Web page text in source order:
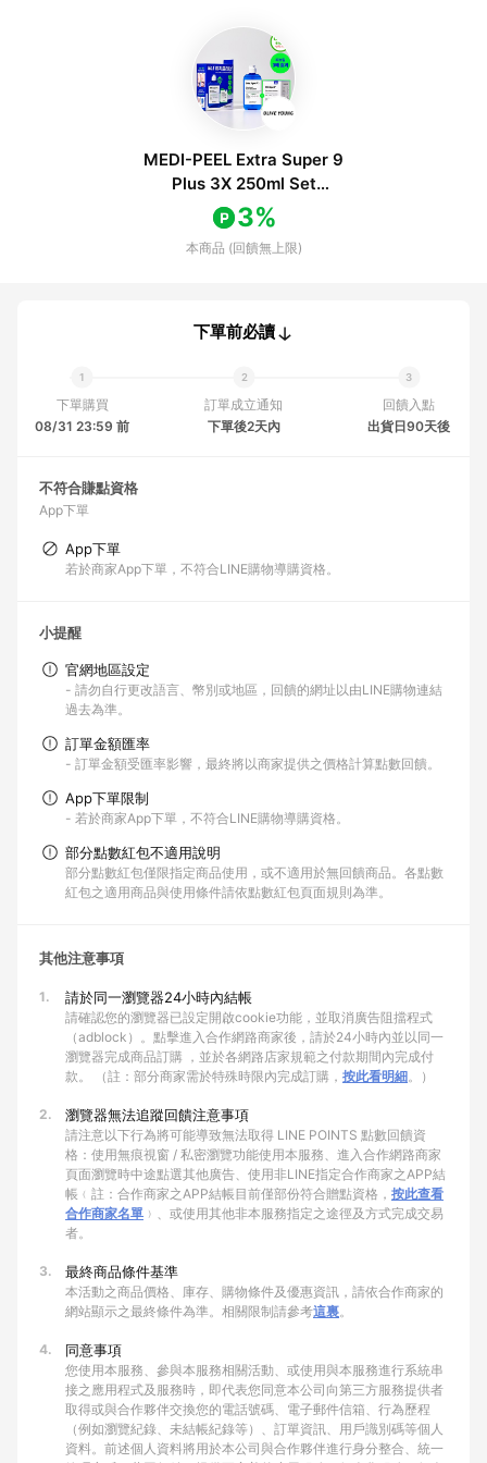
MEDI-PEEL Extra Super 9
Plus 3X 250ml Set
(+Cotton Pads 40P)
3%
本商品 (回饋無上限)
下單前必讀
下單購買
08/31 23:59 前
訂單成立通知
下單後2天內
回饋入點
出貨日90天後
不符合賺點資格
App下單
App下單
若於商家App下單，不符合LINE購物導購資格。
小提醒
官網地區設定
- 請勿自行更改語言、幣別或地區，回饋的網址以由LINE購物連結
過去為準。
訂單金額匯率
- 訂單金額受匯率影響，最終將以商家提供之價格計算點數回饋。
App下單限制
- 若於商家App下單，不符合LINE購物導購資格。
部分點數紅包不適用說明
部分點數紅包僅限指定商品使用，或不適用於無回饋商品。各點數
紅包之適用商品與使用條件請依點數紅包頁面規則為準。
其他注意事項
1. 請於同一瀏覽器24小時內結帳
請確認您的瀏覽器已設定開啟cookie功能，並取消廣告阻擋程式
（adblock）。點擊進入合作網路商家後，請於24小時內並以同一
瀏覽器完成商品訂購 ，並於各網路店家規範之付款期間內完成付
款。 （註：部分商家需於特殊時限內完成訂購， 按此看明細。）
2. 瀏覽器無法追蹤回饋注意事項
請注意以下行為將可能導致無法取得 LINE POINTS 點數回饋資
格：使用無痕視窗 / 私密瀏覽功能使用本服務、進入合作網路商家
頁面瀏覽時中途點選其他廣告、使用非LINE指定合作商家之APP結
帳﹙註：合作商家之APP結帳目前僅部份符合贈點資格， 按此查看
合作商家名單 ﹚、或使用其他非本服務指定之途徑及方式完成交易
者。
3. 最終商品條件基準
本活動之商品價格、庫存、購物條件及優惠資訊，請依合作商家的
網站顯示之最終條件為準。相關限制請參考這裏。
4. 同意事項
您使用本服務、參與本服務相關活動、或使用與本服務進行系統串
接之應用程式及服務時，即代表您同意本公司向第三方服務提供者
取得或與合作夥伴交換您的電話號碼、電子郵件信箱、行為歷程
（例如瀏覽紀錄、未結帳紀錄等）、訂單資訊、用戶識別碼等個人
資料。前述個人資料將用於本公司與合作夥伴進行身分整合、統一